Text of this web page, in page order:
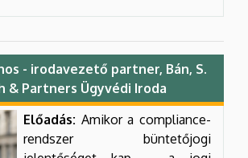
- irodavezető partner, Bán, S.
& Partners Ügyvédi Iroda
Előadás: Amikor a compliance-
rendszer büntetőjogi